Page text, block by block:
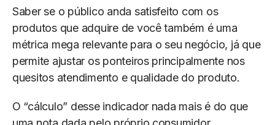
Saber se o público anda satisfeito com os
produtos que adquire de você também é uma
métrica mega relevante para o seu negócio, já que
permite ajustar os ponteiros principalmente nos
quesitos atendimento e qualidade do produto.
O “cálculo” desse indicador nada mais é do que